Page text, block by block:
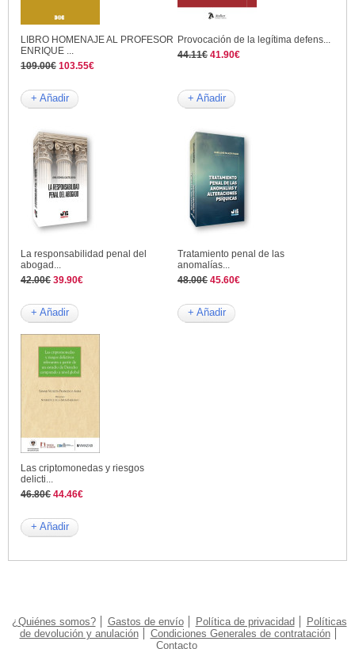
LIBRO HOMENAJE AL PROFESOR
ENRIQUE ...
109.00€ 103.55€
+ Añadir
Provocación de la legítima defens...
44.11€ 41.90€
+ Añadir
La responsabilidad penal del
abogad...
42.00€ 39.90€
+ Añadir
Tratamiento penal de las
anomalías...
48.00€ 45.60€
+ Añadir
Las criptomonedas y riesgos
delicti...
46.80€ 44.46€
+ Añadir
¿Quiénes somos? Gastos de envío Política de privacidad
Políticas
de devolución y anulación
Condiciones Generales de contratación
Contacto